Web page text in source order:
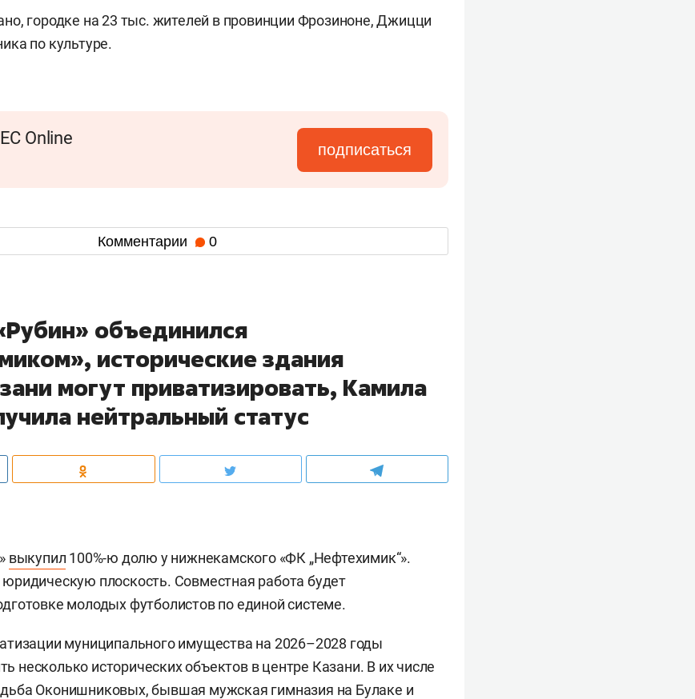
городке на 23 тыс. жителей в провинции Фрозиноне, Джицци
по культуре.
Online
подписаться
Комментарии 0
объединился
исторические здания
могут приватизировать, Камила
нейтральный статус
выкупил 100%-ю долю у нижнекамского «ФК „Нефтехимик“».
плоскость. Совместная работа будет
молодых футболистов по единой системе.
муниципального имущества на 2026–2028 годы
несколько исторических объектов в центре Казани. В их числе
Оконишниковых, бывшая мужская гимназия на Булаке и